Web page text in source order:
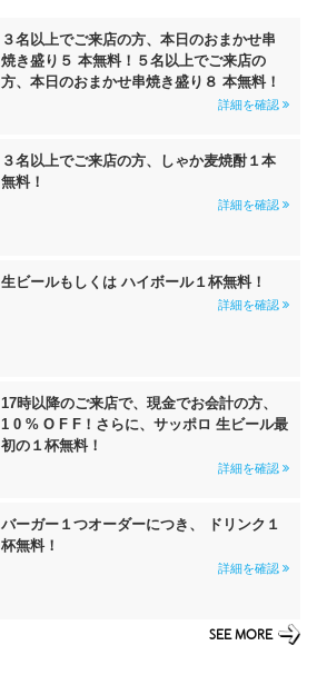
３名以上でご来店の方、本日のおまかせ串
焼き盛り５ 本無料！５名以上でご来店の
方、本日のおまかせ串焼き盛り８ 本無料！
詳細を確認
３名以上でご来店の方、しゃか麦焼酎１本
無料！
詳細を確認
生ビールもしくは ハイボール１杯無料！
詳細を確認
17時以降のご来店で、現金でお会計の方、
1 0 % O F F！さらに、サッポロ 生ビール最
初の１杯無料！
詳細を確認
バーガー１つオーダーにつき、 ドリンク１
杯無料！
詳細を確認
SEE MORE